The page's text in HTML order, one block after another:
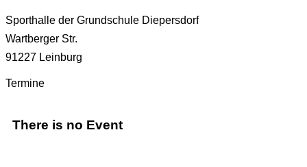
Sporthalle der Grundschule Diepersdorf
Wartberger Str.
91227 Leinburg
Termine
There is no Event